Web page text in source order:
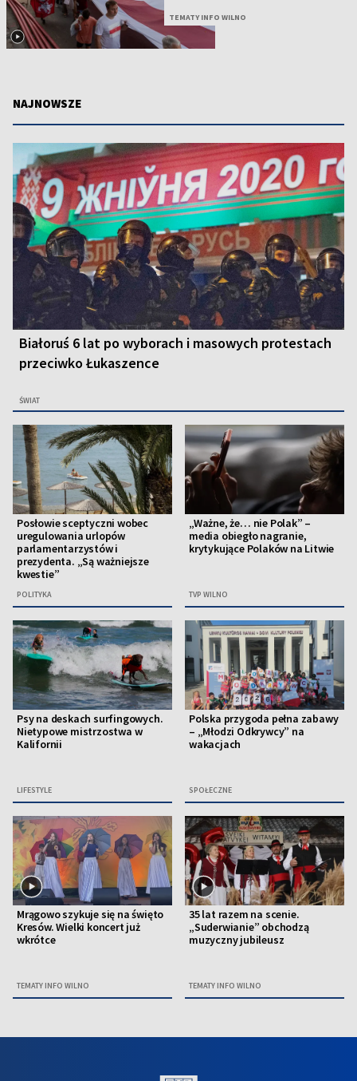
TEMATY INFO WILNO
NAJNOWSZE
Białoruś 6 lat po wyborach i masowych protestach
przeciwko Łukaszence
ŚWIAT
Posłowie sceptyczni wobec
uregulowania urlopów
parlamentarzystów i
prezydenta. „Są ważniejsze
kwestie”
POLITYKA
„Ważne, że… nie Polak” –
media obiegło nagranie,
krytykujące Polaków na Litwie
TVP WILNO
Psy na deskach surfingowych.
Nietypowe mistrzostwa w
Kalifornii
LIFESTYLE
Polska przygoda pełna zabawy
– „Młodzi Odkrywcy” na
wakacjach
SPOŁECZNE
Mrągowo szykuje się na święto
Kresów. Wielki koncert już
wkrótce
TEMATY INFO WILNO
35 lat razem na scenie.
„Suderwianie” obchodzą
muzyczny jubileusz
TEMATY INFO WILNO